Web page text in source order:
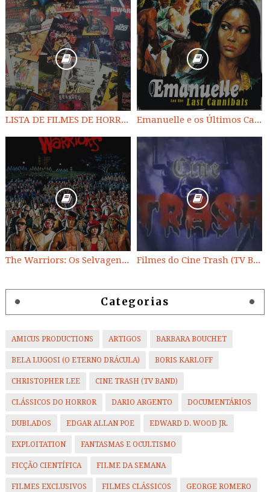
LISTA DE FILMES DE HORROR/ TRASH/ SUSPENSE/ SCI-FI/ EXPLOITATION E OUTROS Emanuelle e os Últimos Canibais
The Warriors: Os Selvagens da Noite Filmes do Cine Trash (TV BAND)
Categorias
AMICUS PRODUCTIONS ARTIGOS BARBARA BOUCHET
BELA LUGOSI (O ETERNO DRÁCULA) BORIS KARLOFF
CHRISTOPHER LEE CINE TRASH (TV BAND)
CLÁSSICOS DO HORROR DARIO ARGENTO DOCUMENTÁRIOS
DUBLADOS EDGAR ALLAN POE EDWARD D. WOOD JR.
EXPLOITATION FANTASMAS E OCULTISMO
FICÇÃO CIENTÍFICA FILME DA SEMANA
FILMES EXCLUSIVOS FILMES CLÁSSICOS GEORGE ROMERO